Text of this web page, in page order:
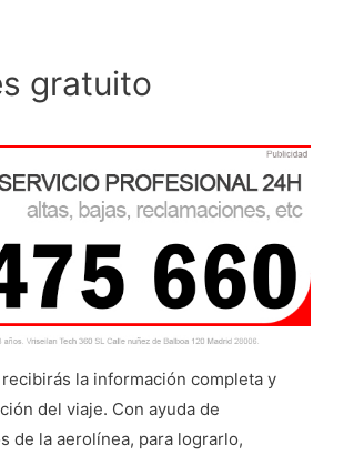
gratuito
recibirás la información completa y
del viaje. Con ayuda de
de la aerolínea, para lograrlo,